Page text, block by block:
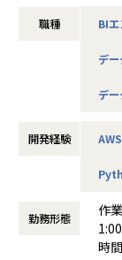
医薬ベンチャー
の設計・実装 •
＜技術環境＞ 分
CD、
【働き方・開発体
＜働き方＞
90％リモートワ
属性、ラベル等
- データの収集
- 教師あり学習
ング
ビジネスデータ
にも連携しなが
“機能”としてつ
職種 BI
デ
デ
開発経験 AWS
勤務形態
作
1:00 【コアタイム】11:00−16:00 【標準労働
時